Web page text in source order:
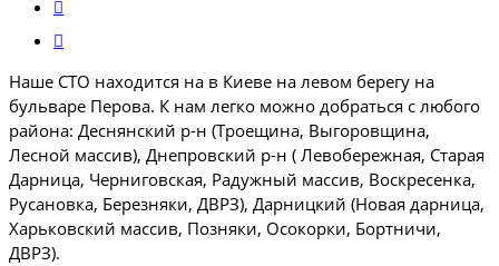
Наше СТО находится на в Киеве на левом берегу на
бульваре Перова. К нам легко можно добраться с любого
района: Деснянский р-н (Троещина, Выгоровщина,
Лесной массив), Днепровский р-н ( Левобережная, Старая
Дарница, Черниговская, Радужный массив, Воскресенка,
Русановка, Березняки, ДВРЗ), Дарницкий (Новая дарница,
Харьковский массив, Позняки, Осокорки, Бортничи,
ДВРЗ).